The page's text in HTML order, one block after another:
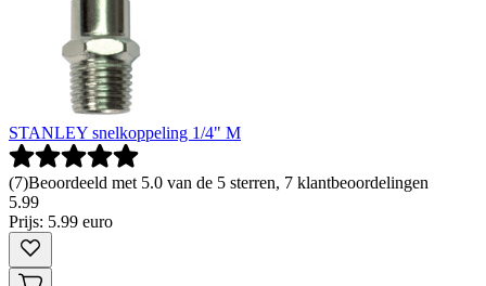
STANLEY snelkoppeling 1/4" M
(7)Beoordeeld met 5.0 van de 5 sterren, 7 klantbeoordelingen
5.99
Prijs: 5.99 euro